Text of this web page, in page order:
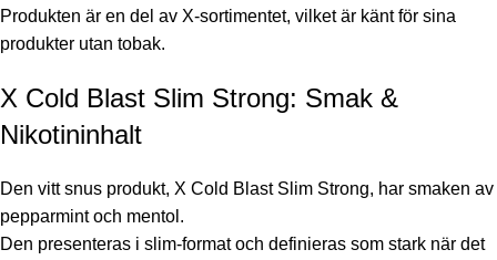
Produkten är en del av X-sortimentet, vilket är känt för sina
produkter utan tobak.
X Cold Blast Slim Strong: Smak &
Nikotininhalt
Den vitt snus produkt, X Cold Blast Slim Strong, har smaken av
pepparmint och mentol.
Den presenteras i slim-format och definieras som stark när det